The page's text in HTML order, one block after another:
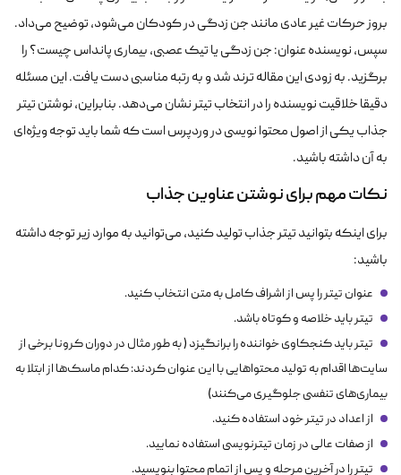
بروز حرکات غیر عادی مانند جن زدگی در کودکان می‌شود، توضیح می‌داد.
سپس، نویسنده عنوان: جن زدگی یا تیک عصبی، بیماری پانداس چیست؟ را
برگزید. به زودی این مقاله ترند شد و به رتبه مناسبی دست یافت. این مسئله
دقیقا خلاقیت نویسنده را در انتخاب تیتر نشان می‌دهد. بنابراین، نوشتن تیتر
جذاب یکی از اصول محتوا نویسی در وردپرس است که شما باید توجه ویژه‌ای
به آن داشته باشید.
نکات مهم برای نوشتن عناوین جذاب
برای اینکه بتوانید تیتر جذاب تولید کنید، می‌توانید به موارد زیر توجه داشته
باشید:
عنوان تیتر را پس از اشراف کامل به متن انتخاب کنید.
تیتر باید خلاصه و کوتاه باشد.
تیتر باید کنجکاوی خواننده را برانگیزد ( به طور مثال در دوران کرونا برخی از
سایت‌ها اقدام به تولید محتواهایی با این عنوان کردند: کدام ماسک‌ها از ابتلا به
بیماری‌های تنفسی جلوگیری می‌کنند)
از اعداد در تیتر خود استفاده کنید.
از صفات عالی در زمان تیترنویسی استفاده نمایید.
تیتر را در آخرین مرحله و پس از اتمام محتوا بنویسید.